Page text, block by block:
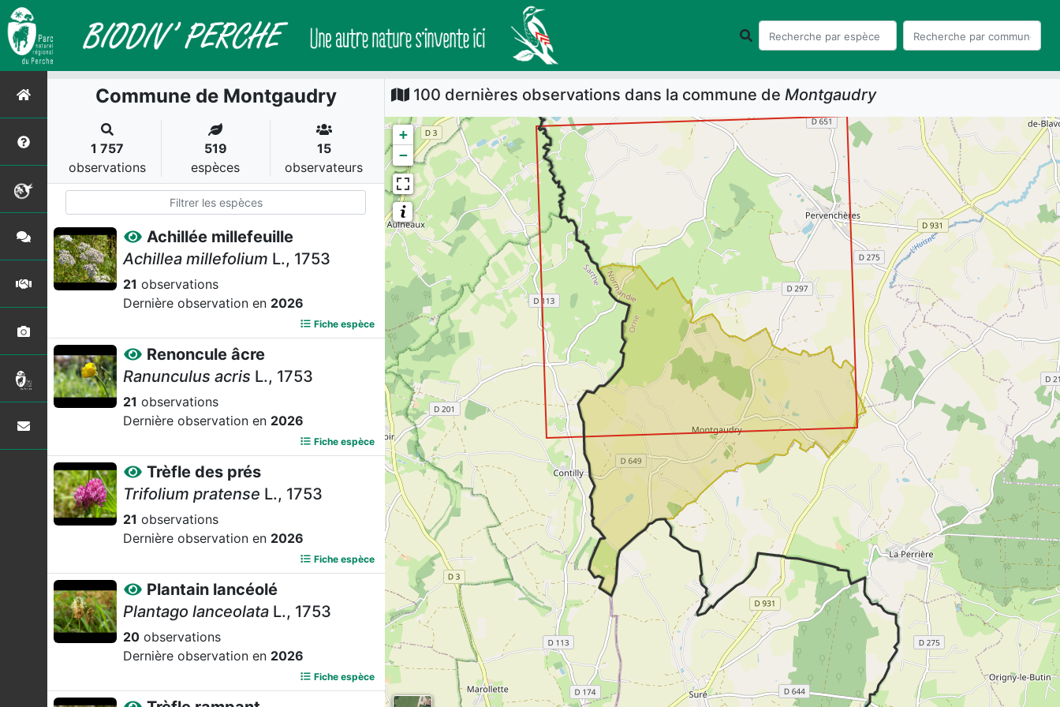
Commune de Montgaudry
1 757
observations
519
espèces
15
observateurs
Achillée millefeuille
Achillea millefolium L., 1753
21 observations
Dernière observation en 2026
Fiche espèce
Renoncule âcre
Ranunculus acris L., 1753
21 observations
Dernière observation en 2026
Fiche espèce
Trèfle des prés
Trifolium pratense L., 1753
21 observations
Dernière observation en 2026
Fiche espèce
Plantain lancéolé
Plantago lanceolata L., 1753
20 observations
Dernière observation en 2026
Fiche espèce
100 dernières observations dans la commune de Montgaudry
+
−